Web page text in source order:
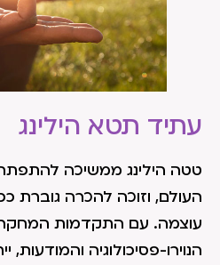
עתיד תטא הילינג
טטה הילינג ממשיכה
העולם, וזוכה להכרה גוברת
עוצמה. עם התקדמות
הנוירו-פסיכולוגיה והמודעות,